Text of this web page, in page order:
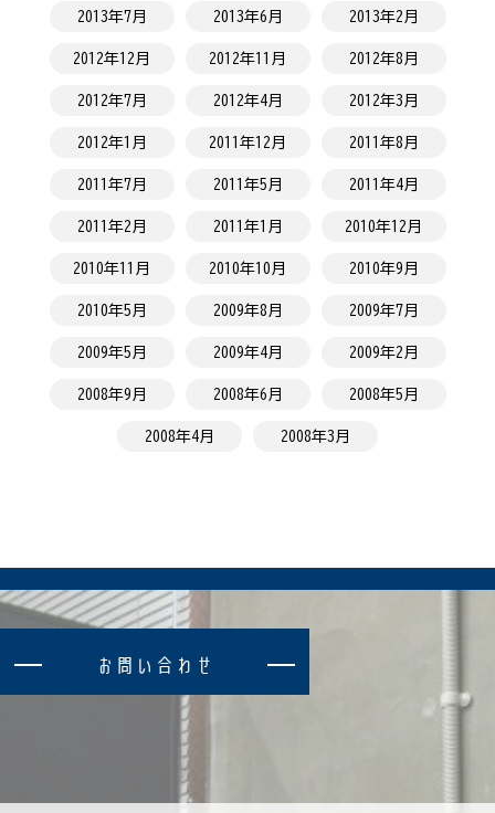
2013年7月 2013年6月 2013年2月
2012年12月 2012年11月 2012年8月
2012年7月 2012年4月 2012年3月
2012年1月 2011年12月 2011年8月
2011年7月 2011年5月 2011年4月
2011年2月 2011年1月 2010年12月
2010年11月 2010年10月 2010年9月
2010年5月 2009年8月 2009年7月
2009年5月 2009年4月 2009年2月
2008年9月 2008年6月 2008年5月
2008年4月 2008年3月
お 問 い 合 わ せ